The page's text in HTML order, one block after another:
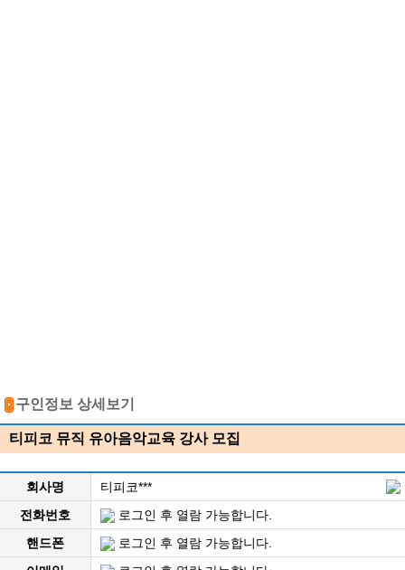
구인정보 상세보기
티피코 뮤직 유아음악교육 강사 모집
회사명
티피코***
전화번호
로그인 후 열람 가능합니다.
핸드폰
로그인 후 열람 가능합니다.